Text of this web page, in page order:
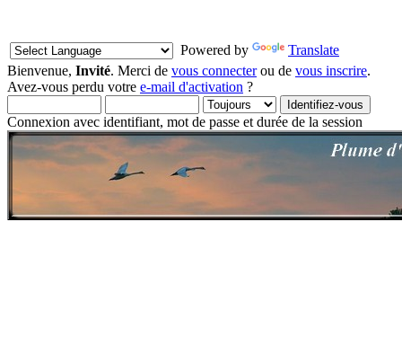
Powered by
Translate
Bienvenue, Invité. Merci de vous connecterou de vous inscrire.
Avez-vous perdu votre e-mail d'activation ?
Connexion avec identifiant, mot de passe et durée de la session